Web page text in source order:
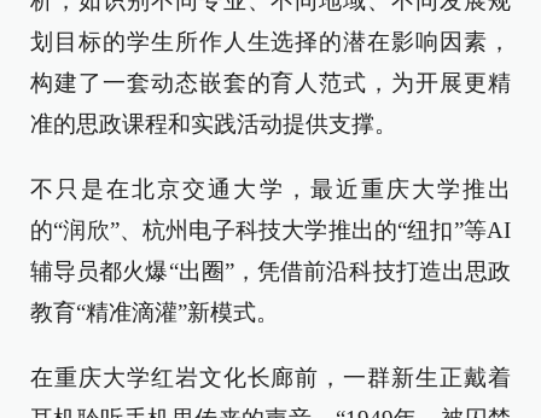
划目标的学生所作人生选择的潜在影响因素，
构建了一套动态嵌套的育人范式，为开展更精
准的思政课程和实践活动提供支撑。
不只是在北京交通大学，最近重庆大学推出
的“润欣”、杭州电子科技大学推出的“纽扣”等AI
辅导员都火爆“出圈”，凭借前沿科技打造出思政
教育“精准滴灌”新模式。
在重庆大学红岩文化长廊前，一群新生正戴着